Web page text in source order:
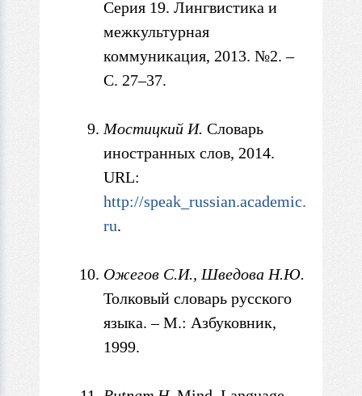
Серия 19. Лингвистика и
межкультурная
коммуникация, 2013. №2. –
С. 27–37.
Мостицкий И. Словарь
иностранных слов, 2014.
URL:
http://speak_russian.academic.
ru.
Ожегов С.И., Шведова Н.Ю.
Толковый словарь русского
языка. – М.: Азбуковник,
1999.